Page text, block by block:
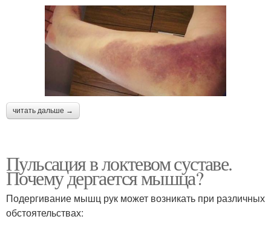
читать дальше →
Пульсация в локтевом суставе.
Почему дергается мышца?
Подергивание мышц рук может возникать при различных
обстоятельствах: